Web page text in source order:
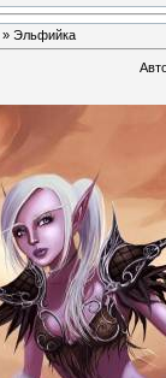
» Эльфийка